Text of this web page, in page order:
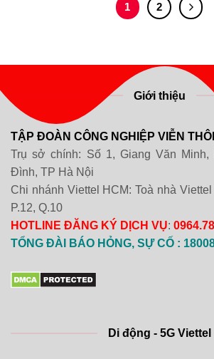
1 2
Giới thiệu
TẬP ĐOÀN CÔNG NGHIỆP VIỄN
Trụ sở chính: Số 1, Giang Văn Minh,
Đình, TP Hà Nội
Chi nhánh Viettel HCM: Toà nhà Viettel
P.12, Q.10
HOTLINE ĐĂNG KÝ DỊCH VỤ:
TỔNG ĐÀI BÁO HỎNG, SỰ CỐ :
Di động - 5G Viettel